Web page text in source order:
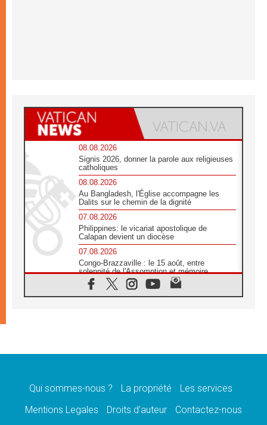
08.08.2026
Signis 2026, donner la parole aux religieuses
catholiques
08.08.2026
Au Bangladesh, l'Église accompagne les
Dalits sur le chemin de la dignité
07.08.2026
Philippines: le vicariat apostolique de
Calapan devient un diocèse
07.08.2026
Congo-Brazzaville : le 15 août, entre
solennité de l'Assomption et mémoire
nationale
07.08.2026
Pape en France dévoilé
1ère Conférence continentale sur l'éducation
Qui sommes-nous ? La propriété
Les services
Mentions Legales
Droits d’auteur Contactez-nous